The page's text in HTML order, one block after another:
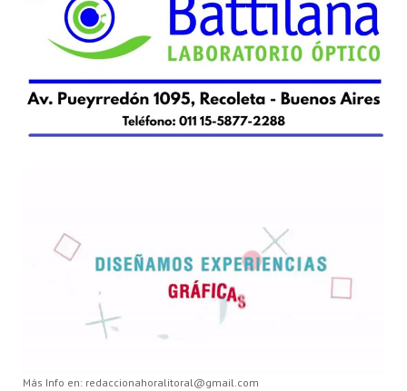
Más Info en: redaccionahoralitoral@gmail.com